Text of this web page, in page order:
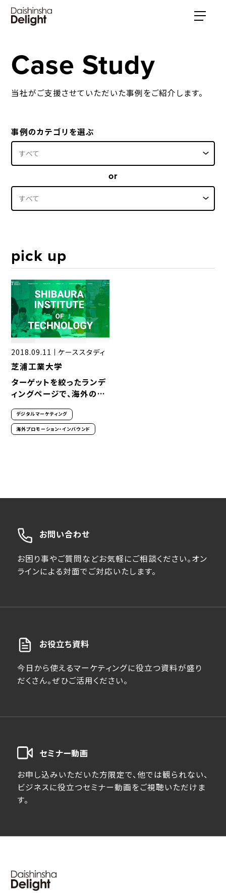
Case Study
当社がご支援させていただいた事例をご紹介します。
事例のカテゴリを選ぶ
or
pick up
2018.09.11 ケーススタディ
芝浦工業大学
ターゲットを絞ったランデ
ィングページで、海外の学
デジタルマーケティング
海外プロモーション・インバウンド
お問い合わせ
お困り事やご質問などお気軽にご相談ください。オン
ラインによる対面でご対応いたします。
お役立ち資料
今日から使えるマーケティングに役立つ資料が盛り
だくさん。ぜひご活用ください。
セミナー動画
お申し込みいただいた方限定で、他では観られない、
ビジネスに役立つセミナー動画をご視聴いただけま
す。